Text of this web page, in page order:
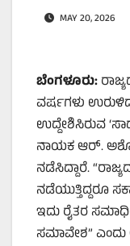
MAY 20, 2026
ಬೆಂಗಳೂರು:
ವರ್ಷಗಳು
ಉದ್ದೇಶಿಸಿರುವ
ನಾಯಕ ಆರ್.
ನಡೆಸಿದ್ದಾರೆ.
ನಡೆಯುತ್ತಿದ್ದರೂ
ಇದು ರೈತರ
ಸಮಾವೇಶ” ಎಂದು